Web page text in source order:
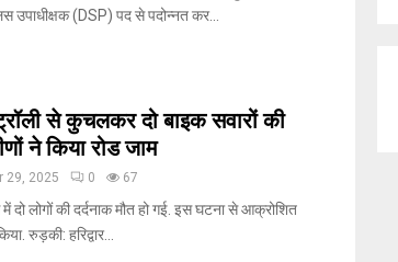
उपाधीक्षक (DSP) पद से पदोन्नत कर...
से कुचलकर दो बाइक सवारों की
ने किया रोड जाम
29, 2025 0 67
लोगों की दर्दनाक मौत हो गई. इस घटना से आक्रोशित
रुड़की: हरिद्वार...